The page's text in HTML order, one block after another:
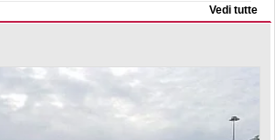
Vedi tutte